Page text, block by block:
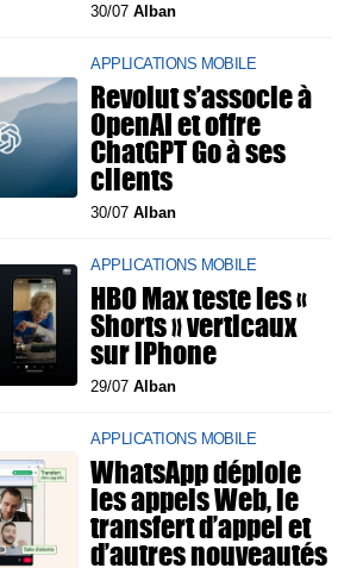
30/07Alban
APPLICATIONS MOBILE
Revolut s’associe à
OpenAI et offre
ChatGPT Go à ses
clients
30/07Alban
APPLICATIONS MOBILE
HBO Max teste les «
Shorts » verticaux
sur iPhone
29/07Alban
APPLICATIONS MOBILE
WhatsApp déploie
les appels Web, le
transfert d’appel et
d’autres nouveautés